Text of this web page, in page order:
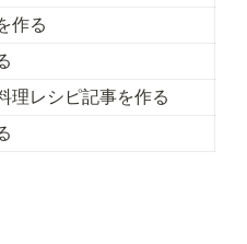
作る
理レシピ記事を作る